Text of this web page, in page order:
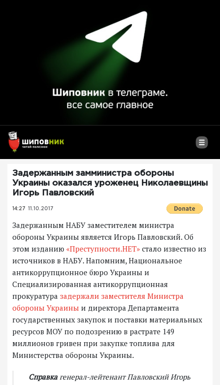
Задержанным замминистра обороны
Украины оказался уроженец Николаевщины
Игорь Павловский
14:27 11.10.2017
Задержанным НАБУ заместителем министра
обороны Украины является Игорь Павловский. Об
этом изданию «Преступности.НЕТ» стало известно из
источников в НАБУ. Напомним, Национальное
антикоррупционное бюро Украины и
Специализированная антикоррупционная
прокуратура задержали заместителя Министра
обороны Украины и директора Департамента
государственных закупок и поставки материальных
ресурсов МОУ по подозрению в растрате 149
миллионов гривен при закупке топлива для
Министерства обороны Украины.
Справка генерал-лейтенант Павловский Игорь